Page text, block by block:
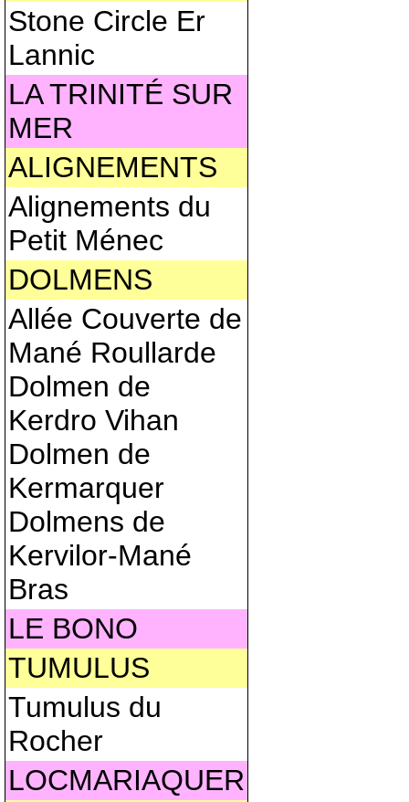
Stone Circle Er
Lannic
LA TRINITÉ SUR
MER
ALIGNEMENTS
Alignements du
Petit Ménec
DOLMENS
Allée Couverte de
Mané Roullarde
Dolmen de
Kerdro Vihan
Dolmen de
Kermarquer
Dolmens de
Kervilor-Mané
Bras
LE BONO
TUMULUS
Tumulus du
Rocher
LOCMARIAQUER